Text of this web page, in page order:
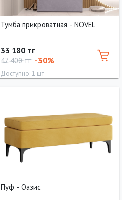
Тумба прикроватная - NOVEL
33 180 тг
47 400 тг -30%
Доступно: 1 шт
Пуф - Оазис